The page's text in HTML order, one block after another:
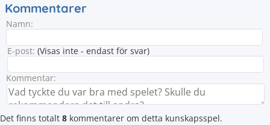
Kommentarer
Namn:
E-post: (Visas inte - endast för svar)
Kommentar:
Det finns totalt 8 kommentarer om detta kunskapsspel.